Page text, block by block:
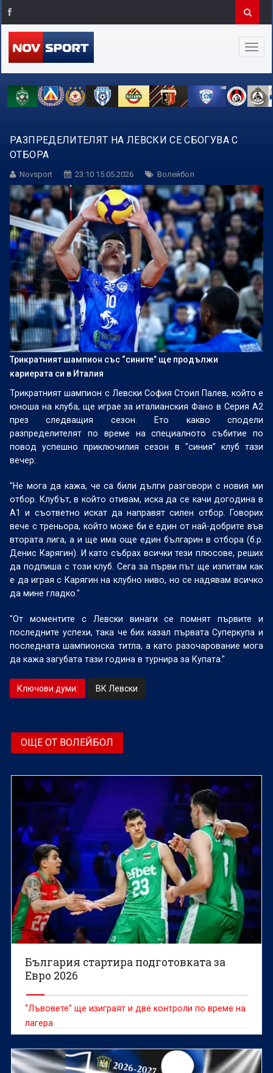
РАЗПРЕДЕЛИТЕЛЯТ НА ЛЕВСКИ СЕ СБОГУВА С
ОТБОРА
Novsport 23:10 15.05.2026 Волейбол
Трикратният шампион със “сините” ще продължи
кариерата си в Италия
Трикратният шампион с Левски София Стоил Палев, който е
юноша на клуба, ще играе за италианския Фано в Серия А2
през следващия сезон. Ето какво сподели
разпределителят по време на специалното събитие по
повод успешно приключилия сезон в "синия" клуб тази
вечер:
"Не мога да кажа, че са били дълги разговори с новия ми
отбор. Клубът, в който отивам, иска да се качи догодина в
А1 и съответно искат да направят силен отбор. Говорих
вече с треньора, който може би е един от най-добрите във
втората лига, а и ще има още един българин в отбора (б.р.
Денис Карягин). И като събрах всички тези плюсове, реших
да подпиша с този клуб. Сега за първи път ще изпитам как
е да играя с Карягин на клубно ниво, но се надявам всичко
да мине гладко."
"От моментите с Левски винаги се помнят първите и
последните успехи, така че бих казал първата Суперкупа и
последната шампионска титла, а като разочарование мога
да кажа загубата тази година в турнира за Купата."
Ключови думи: ВК Левски
ОЩЕ ОТ ВОЛЕЙБОЛ
България стартира подготовката за
Евро 2026
“Лъвовете” ще изиграят и две контроли по време на
лагера